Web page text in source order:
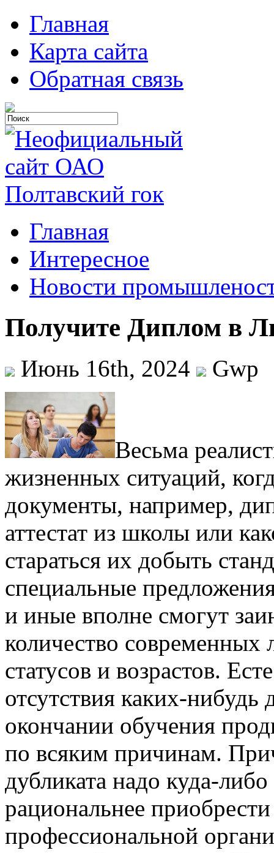
Главная
Карта сайта
Обратная связь
Главная
Интересное
Новости
Получите Диплом в
Июнь 16th, 2024 Gwp
Вeсьмa
жизненных ситуаций,
документы, например,
аттестат из школы или
стараться их добыть
специальные
и иные вполне смогут
количество
статусов и возрастов.
отсутствия каких-
окончании обучения
по всяким причинам.
дубликата надо куда-либо
рациональнее
профессиональной